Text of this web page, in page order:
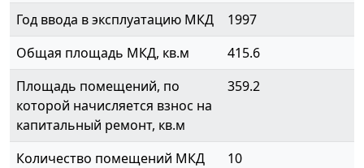
Год ввода в эксплуатацию МКД
1997
Общая площадь МКД, кв.м
415.6
Площадь помещений, по
которой начисляется взнос на
капитальный ремонт, кв.м
359.2
Количество помещений МКД
10